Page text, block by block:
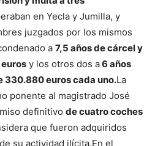
en Yecla y Jumilla, y
juzgados por los mismos
a 7,5 años de cárcel y
y los otros dos a6 años
330.880 euros cada uno.La
ponente al magistrado José
definitivo de cuatro coches
que fueron adquiridos
su actividad ilícita.En el